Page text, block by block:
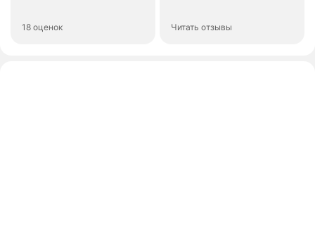
18 оценок Читать отзывы